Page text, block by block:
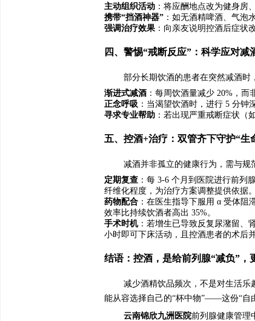
主动组织活动 ：将应酬地点改为健身房
携带“挡酒神器” ：如无酒精啤酒、气泡
强调治疗效果 ：向亲友说明控酒后症状
四、警惕“戒断反应”：科学应对减
部分长期饮酒的患者在突然减酒时
渐进式减酒 ：每周饮酒量减少 20%，而
正念呼吸 ：当渴望饮酒时，进行 5 分
寻求专业帮助 ：若出现严重戒断症状（
五、控酒+治疗：双管齐下守护“生
减酒并非孤立的健康行为，需与规
定期复查 ：每 3-6 个月到医院进行前列
纤维化程度，为治疗方案调整提供依据。
药物配合 ：在医生指导下服用 α 受体
效率比持续饮酒者高出 35%。
手术时机：若增生已导致反复尿潴留、
小时即可下床活动，且控酒患者的术后
结语：控酒，是给前列腺“减负”，
减少酒精饮品频次，不是对生活乐
能从容选择自己的“杯中物”——这份“自
云南锦欣九洲医院前列腺健康管理